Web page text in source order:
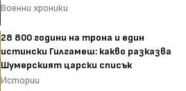
Военни хроники
28 800 години на трона и един
истински Гилгамеш: какво разказва
Шумерският царски списък
Истории